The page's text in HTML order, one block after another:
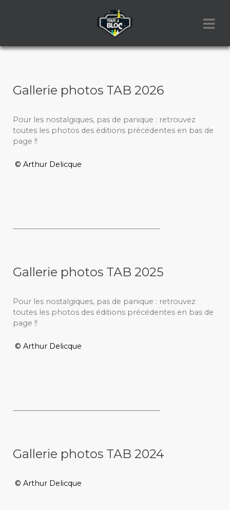
Gallerie photos TAB 2026
Pour les nostalgiques, pas de panique : retrouvez
toutes les photos des éditions précédentes en bas de
page !!
© Arthur Delicque
Gallerie photos TAB 2025
Pour les nostalgiques, pas de panique : retrouvez
toutes les photos des éditions précédentes en bas de
page !!
© Arthur Delicque
Gallerie photos TAB 2024
© Arthur Delicque